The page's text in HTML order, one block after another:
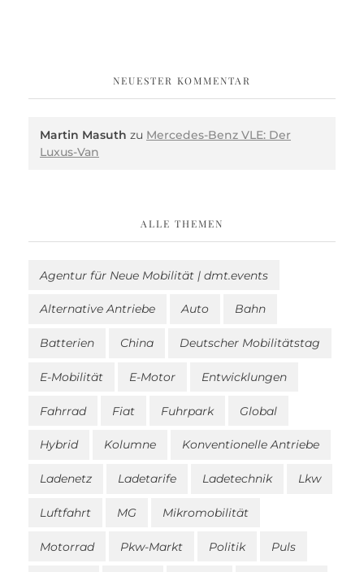
NEUESTER KOMMENTAR
Martin Masuth zu Mercedes-Benz VLE: Der
Luxus-Van
ALLE THEMEN
Agentur für Neue Mobilität | dmt.events
Alternative Antriebe Auto Bahn
Batterien China Deutscher Mobilitätstag
E-Mobilität E-Motor Entwicklungen
Fahrrad Fiat Fuhrpark Global
Hybrid Kolumne Konventionelle Antriebe
Ladenetz Ladetarife Ladetechnik Lkw
Luftfahrt MG Mikromobilität
Motorrad Pkw-Markt Politik Puls